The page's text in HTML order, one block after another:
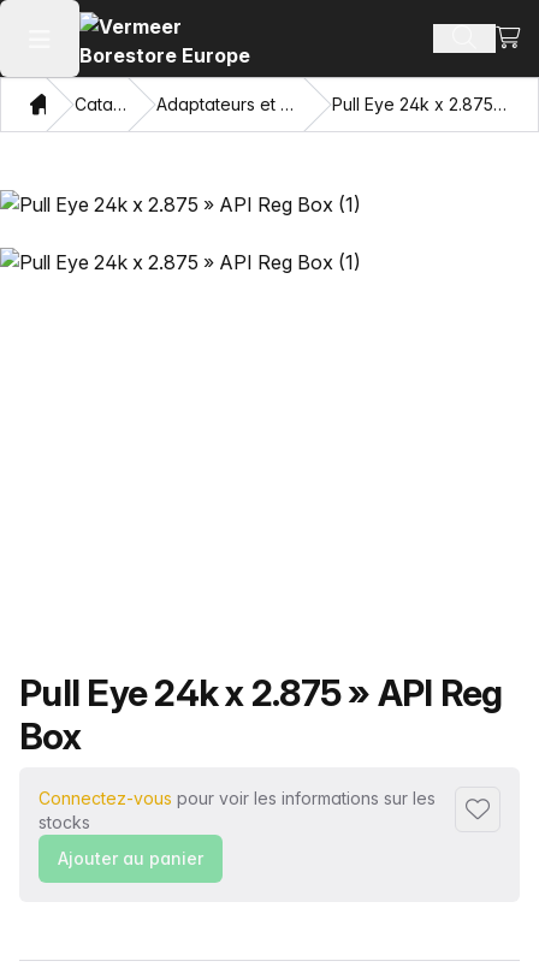
Ouvrir le menu principal
Voir
DomicileCatalogue Adaptateurs et œillets tirants Pull Eye 24k x 2.875 » API Reg Box
Nom du produit
Pull Eye 24k x 2.875 » API Reg
Box
Connectez-vous pour voir les informations sur les
stocks
Ajouter
Ajouter au panier